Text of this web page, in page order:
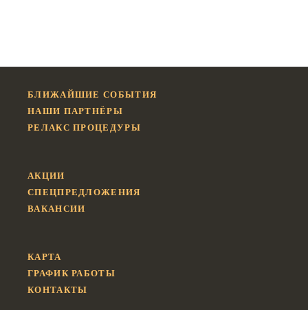
БЛИЖАЙШИЕ СОБЫТИЯ
НАШИ ПАРТНЁРЫ
РЕЛАКС ПРОЦЕДУРЫ
АКЦИИ
СПЕЦПРЕДЛОЖЕНИЯ
ВАКАНСИИ
КАРТА
ГРАФИК РАБОТЫ
КОНТАКТЫ